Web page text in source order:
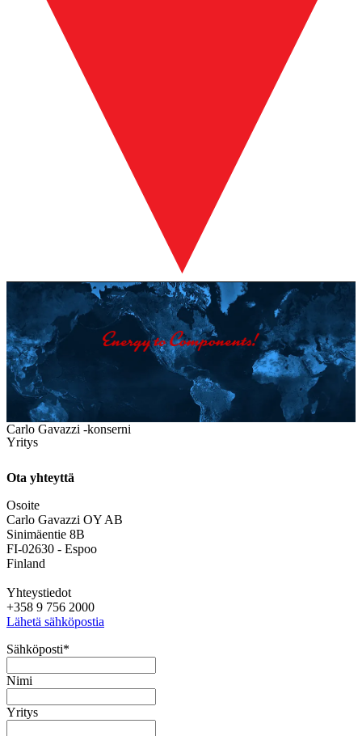
Carlo Gavazzi -konserni
Yritys
Ota yhteyttä
Osoite
Carlo Gavazzi OY AB
Sinimäentie 8B
FI-02630 - Espoo
Finland
Yhteystiedot
+358 9 756 2000
Lähetä sähköpostia
Sähköposti*
Nimi
Yritys